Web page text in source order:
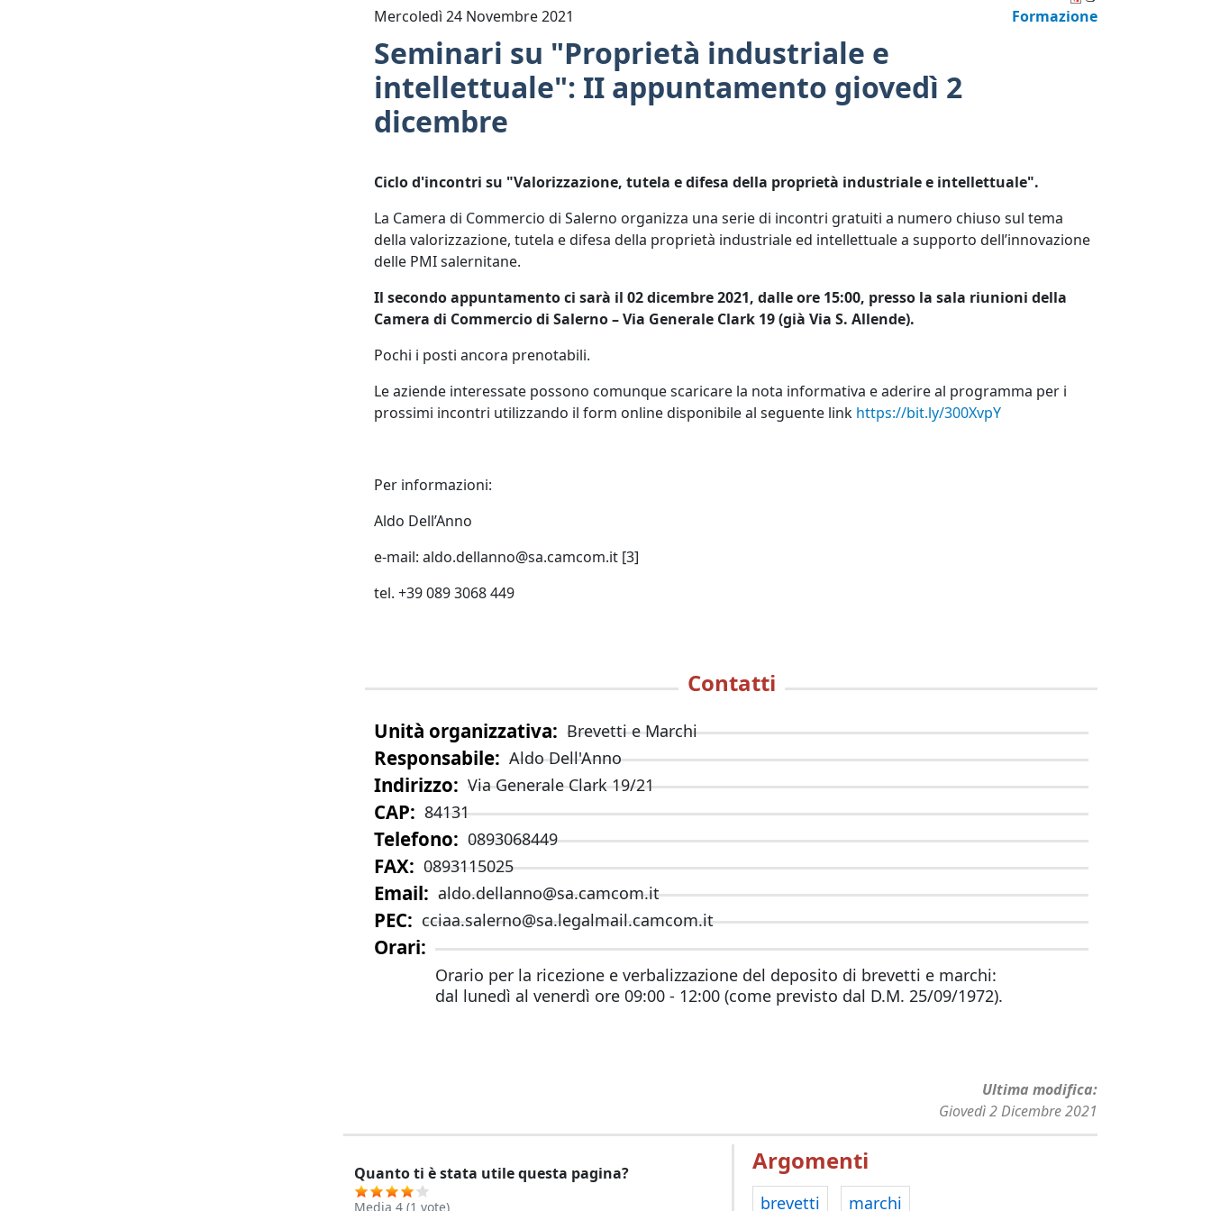
Formazione
Mercoledì 24 Novembre 2021
Seminari su "Proprietà industriale e
intellettuale": II appuntamento giovedì 2
dicembre
Ciclo d'incontri su "Valorizzazione, tutela e difesa della proprietà industriale e intellettuale".
La Camera di Commercio di Salerno organizza una serie di incontri gratuiti a numero chiuso sul tema
della valorizzazione, tutela e difesa della proprietà industriale ed intellettuale a supporto dell’innovazione
delle PMI salernitane.
Il secondo appuntamento ci sarà il 02 dicembre 2021, dalle ore 15:00, presso la sala riunioni della
Camera di Commercio di Salerno – Via Generale Clark 19 (già Via S. Allende).
Pochi i posti ancora prenotabili.
Le aziende interessate possono comunque scaricare la nota informativa e aderire al programma per i
prossimi incontri utilizzando il form online disponibile al seguente link https://bit.ly/300XvpY
Per informazioni:
Aldo Dell’Anno
e-mail: aldo.dellanno@sa.camcom.it [3]
tel. +39 089 3068 449
Contatti
Unità organizzativa Brevetti e Marchi
Responsabile Aldo Dell'Anno
Indirizzo Via Generale Clark 19/21
CAP 84131
Telefono 0893068449
FAX 0893115025
Email aldo.dellanno@sa.camcom.it
PEC cciaa.salerno@sa.legalmail.camcom.it
Orari
Orario per la ricezione e verbalizzazione del deposito di brevetti e marchi:
dal lunedì al venerdì ore 09:00 - 12:00 (come previsto dal D.M. 25/09/1972).
Ultima modifica
Giovedì 2 Dicembre 2021
Quanto ti è stata utile questa pagina?
Media 4 (1 vote)
Argomenti
brevetti marchi